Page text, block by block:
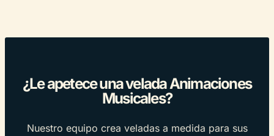
¿Le apetece una velada Animaciones
Musicales?
Nuestro equipo crea veladas a medida para sus